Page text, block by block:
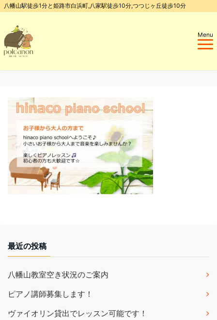
八幡山駅徒歩1分と姫路市白浜町,八家駅徒歩10分,つつじヶ丘徒歩10分
Menu
最近の投稿
八幡山教室空き状況のご案内
ピアノ講師募集します！
ヴァイオリン貸出でレッスン可能です！